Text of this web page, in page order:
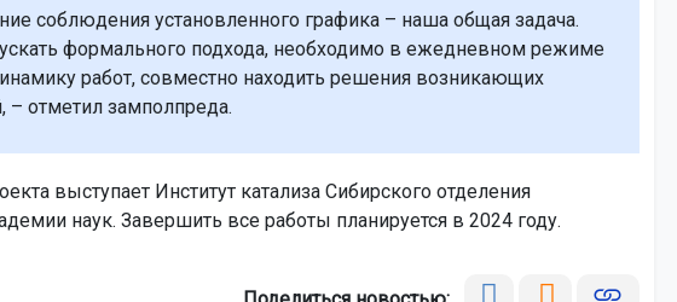
соблюдения установленного графика – наша общая задача.
формального подхода, необходимо в ежедневном режиме
работ, совместно находить решения возникающих
– отметил замполпреда.
выступает Институт катализа Сибирского отделения
наук. Завершить все работы планируется в 2024 году.